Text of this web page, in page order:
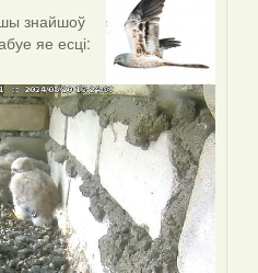
знайшоў
яе есці: